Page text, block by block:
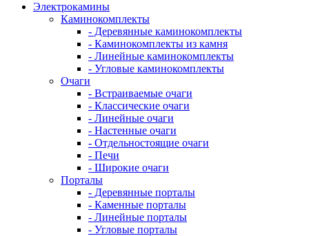
Электрокамины
Каминокомплекты
- Деревянные каминокомплекты
- Каминокомплекты из камня
- Линейные каминокомплекты
- Угловые каминокомплекты
Очаги
- Встраиваемые очаги
- Классические очаги
- Линейные очаги
- Настенные очаги
- Отдельностоящие очаги
- Печи
- Широкие очаги
Порталы
- Деревянные порталы
- Каменные порталы
- Линейные порталы
- Угловые порталы